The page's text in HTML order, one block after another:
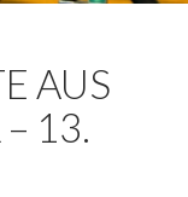
AUS
13.